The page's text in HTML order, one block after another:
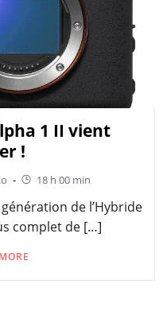
1 II vient
!
- 18 h 00 min
de l’Hybride
complet de […]